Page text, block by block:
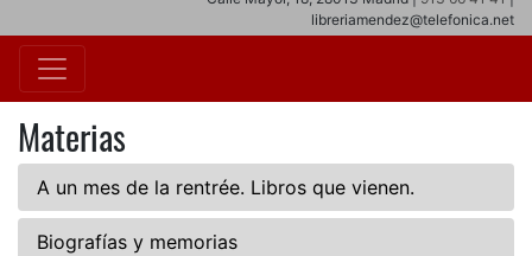
libreriamendez@telefonica.net
Materias
A un mes de la rentrée. Libros que vienen.
Biografías y memorias